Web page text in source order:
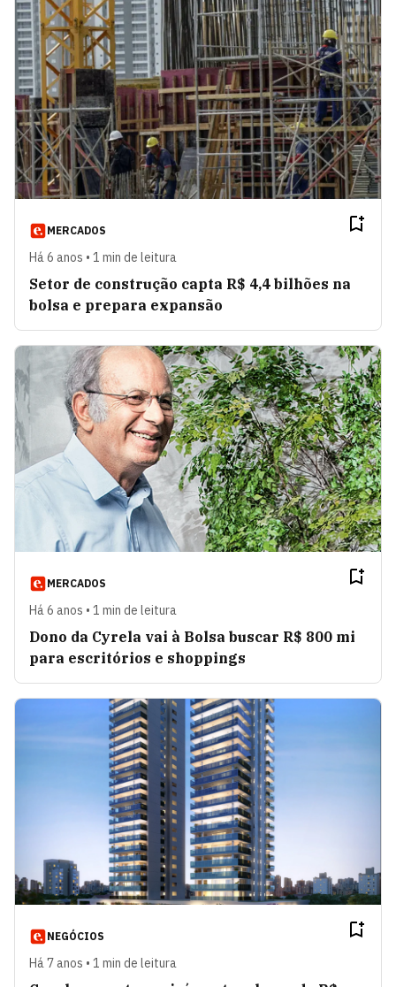
MERCADOS
Há 6 anos • 1 min de leitura
Setor de construção capta R$ 4,4 bilhões na
bolsa e prepara expansão
MERCADOS
Há 6 anos • 1 min de leitura
Dono da Cyrela vai à Bolsa buscar R$ 800 mi
para escritórios e shoppings
NEGÓCIOS
Há 7 anos • 1 min de leitura